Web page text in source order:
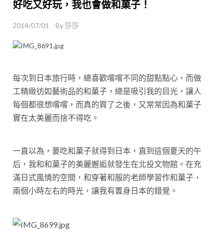
好吃又好玩，我也會做和菓子！
2014/07/01 By 莎莎
每次到日本旅行時，總喜歡嚐嚐不同的甜點點心，而做
工精緻彷如藝術品的和菓子，總是吸引我的目光，讓人
每個都很想嚐嚐，而真的買了之後，又常常因為和菓子
實在太美麗而捨不得吃。
一直以為，要吃和菓子就得到日本，直到這個夏天的午
后，我和和菓子的美麗邂逅就發生在北投文物館。在充
滿日式風情的空間，和穿著和服的老師學習作和菓子，
兩個小時左右的時光，讓我有置身日本的錯覺。